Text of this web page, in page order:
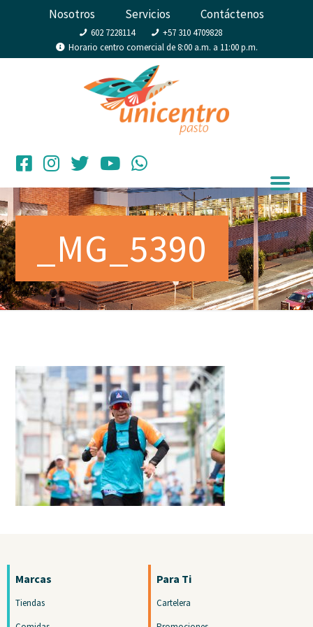
Nosotros Servicios Contáctenos
602 7228114
+57 310 4709828
Horario centro comercial de 8:00 a.m. a 11:00 p.m.
_MG_5390
Marcas
Tiendas
Para Ti
Cartelera